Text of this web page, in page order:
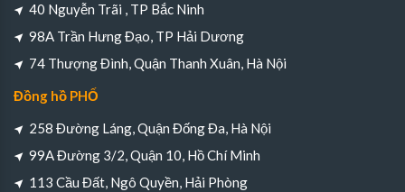
40 Nguyễn Trãi , TP Bắc Ninh
98A Trần Hưng Đạo, TP Hải Dương
74 Thượng Đình, Quận Thanh Xuân, Hà Nội
Đồng hồ PHỐ
258 Đường Láng, Quận Đống Đa, Hà Nội
99A Đường 3/2, Quận 10, Hồ Chí Minh
113 Cầu Đất, Ngô Quyền, Hải Phòng